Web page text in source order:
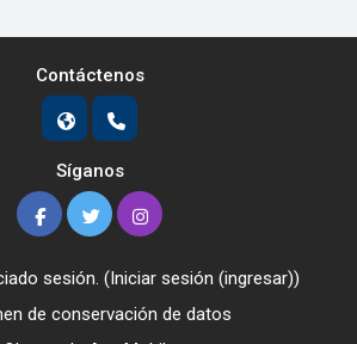
Contáctenos
Síganos
sesión. (Iniciar sesión (ingresar))
de conservación de datos